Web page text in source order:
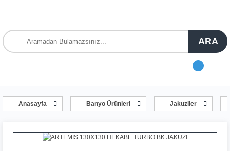
ARA
Anasayfa Banyo Ürünleri Jakuziler